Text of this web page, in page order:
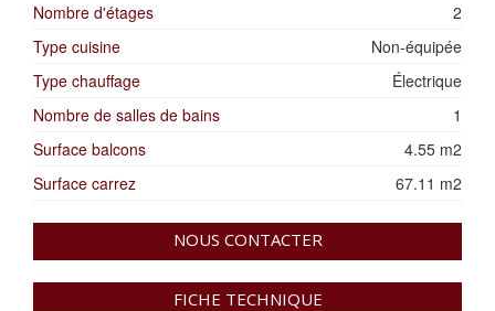
Nombre d'étages
2
Type cuisine
Non-équipée
Type chauffage
Électrique
Nombre de salles de bains
1
Surface balcons
4.55 m2
Surface carrez
67.11 m2
NOUS CONTACTER
FICHE TECHNIQUE